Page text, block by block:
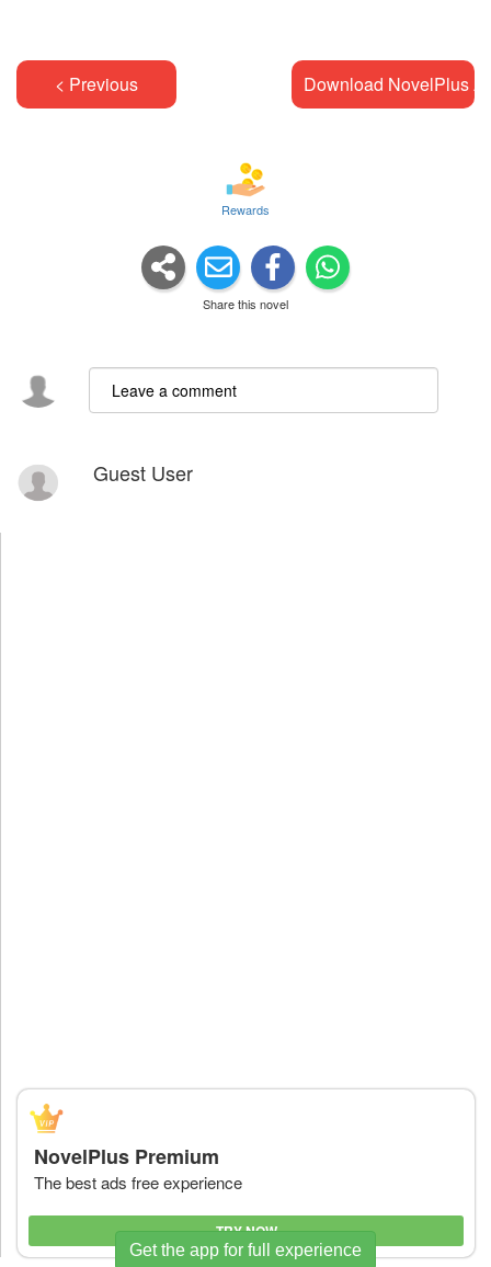
Get the app for full experience
< Previous Download NovelPlus
Rewards
Share this novel
Guest User
NovelPlus Premium
The best ads free experience
TRY NOW